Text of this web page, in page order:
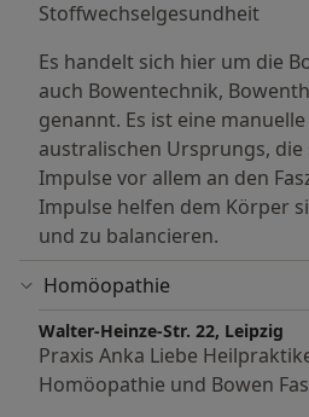
Stoffwechselgesundheit
Es handelt sich hier um die
auch Bowentechnik,
genannt. Es ist eine
australischen Ursprungs,
Impulse vor allem an den
Impulse helfen dem Körper
und zu balancieren.
Homöopathie
Walter-Heinze-Str. 22, Leipzig
Praxis Anka Liebe
Homöopathie und Bowen